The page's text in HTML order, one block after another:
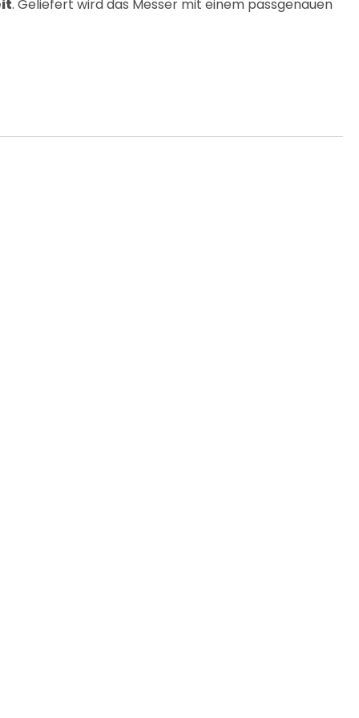
. Geliefert wird das Messer mit einem passgenauen